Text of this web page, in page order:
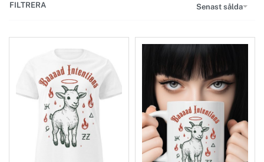
Senast sålda
FILTRERA